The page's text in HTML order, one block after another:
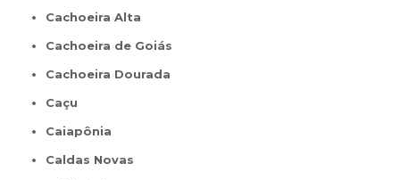
Cachoeira Alta
Cachoeira de Goiás
Cachoeira Dourada
Caçu
Caiapônia
Caldas Novas